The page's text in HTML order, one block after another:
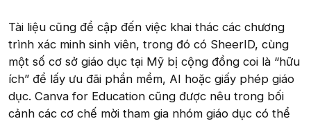
Tài liệu cũng đề cập đến việc khai thác các chương
trình xác minh sinh viên, trong đó có SheerID, cùng
một số cơ sở giáo dục tại Mỹ bị cộng đồng coi là “hữu
ích” để lấy ưu đãi phần mềm, AI hoặc giấy phép giáo
dục. Canva for Education cũng được nêu trong bối
cảnh các cơ chế mời tham gia nhóm giáo dục có thể